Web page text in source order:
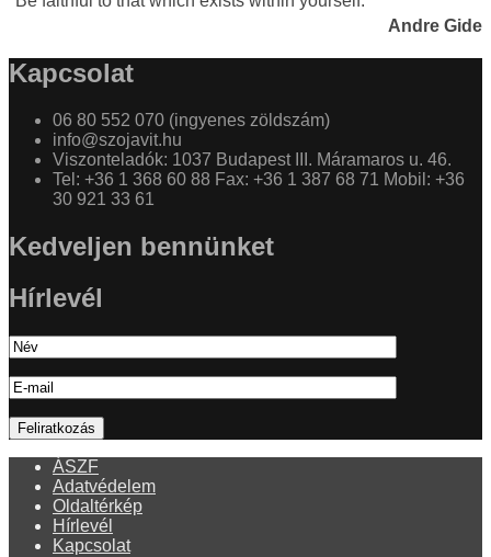
Andre Gide
Kapcsolat
06 80 552 070 (ingyenes zöldszám)
info@szojavit.hu
Viszonteladók: 1037 Budapest III. Máramaros u. 46.
Tel: +36 1 368 60 88 Fax: +36 1 387 68 71 Mobil: +36
30 921 33 61
Kedveljen bennünket
Hírlevél
ÁSZF
Adatvédelem
Oldaltérkép
Hírlevél
Kapcsolat